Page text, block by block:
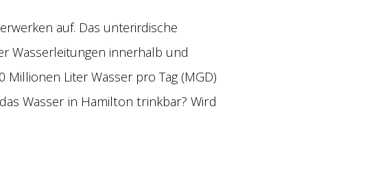
auf. Das unterirdische
Wasserleitungen innerhalb und
Liter Wasser pro Tag (MGD)
Wasser in Hamilton trinkbar? Wird